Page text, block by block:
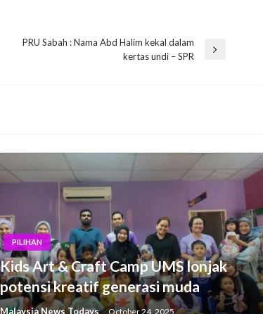
PRU Sabah : Nama Abd Halim kekal dalam
kertas undi – SPR
PILIHAN
Kids Art & Craft Camp UMS lonjak
potensi kreatif generasi muda
Malaysia News Todays October 24, 2025